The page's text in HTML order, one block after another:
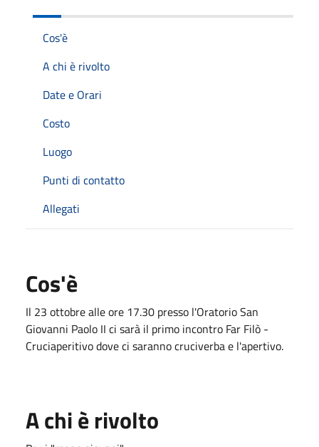
Cos'è
A chi è rivolto
Date e Orari
Costo
Luogo
Punti di contatto
Allegati
Cos'è
Il 23 ottobre alle ore 17.30 presso l'Oratorio San
Giovanni Paolo II ci sarà il primo incontro Far Filò -
Cruciaperitivo dove ci saranno cruciverba e l'apertivo.
A chi è rivolto